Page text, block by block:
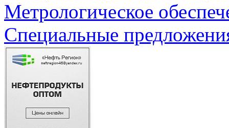
Метрологическое
Специальные